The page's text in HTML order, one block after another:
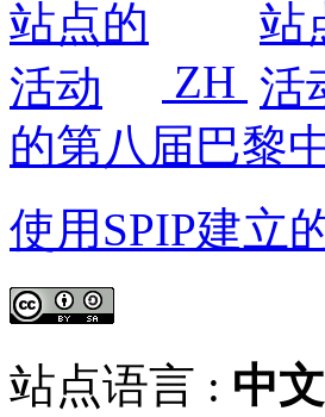
ZH
的第八届巴黎
使用SPIP建立
站点语言 : 中文